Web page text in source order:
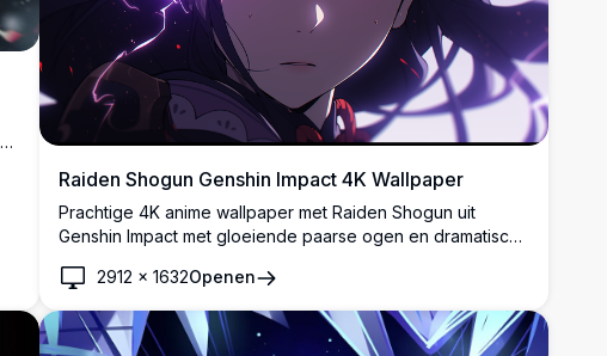
Raiden Shogun Genshin Impact 4K Wallpaper
Prachtige 4K anime wallpaper met Raiden Shogun uit
Genshin Impact met gloeiende paarse ogen en dramatische
Archon toont in een betoverende donkere sfeer met
etherische verlichting en dynamische visuele elementen.
2912 × 1632Openen